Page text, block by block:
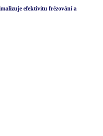
efektivitu frézování a